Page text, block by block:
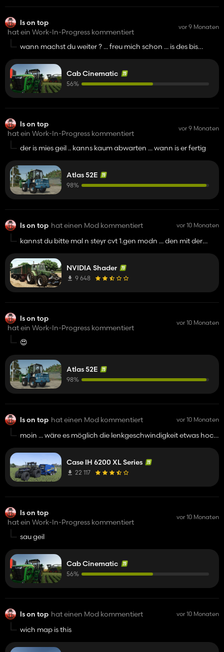
ls on top
hat ein Work-In-Progress kommentiert
vor 9 Monaten
wann machst du weiter ? ... freu mich schon ... is des bis
Cab Cinematic
56%
ls on top
hat ein Work-In-Progress kommentiert
vor 9 Monaten
der is mies geil .. kanns kaum abwarten ... wann is er fertig
Atlas 52E
98%
ls on top hat einen Mod kommentiert vor 10 Monaten
kannst du bitte mal n steyr cvt 1.gen modn ... den mit der
NVIDIA Shader
9 648
ls on top
hat ein Work-In-Progress kommentiert
vor 10 Monaten
😍
Atlas 52E
98%
ls on top hat einen Mod kommentiert vor 10 Monaten
moin ... wäre es möglich die lenkgeschwindigkeit etwas hoch
fahrbar ... ddanke :)
Case IH 6200 XL Series
22 117
ls on top
hat ein Work-In-Progress kommentiert
vor 10 Monaten
sau geil
Cab Cinematic
56%
ls on top hat einen Mod kommentiert vor 10 Monaten
wich map is this